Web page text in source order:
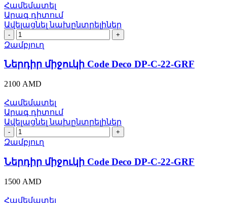
Համեմատել
Արագ դիտում
Ավելացնել նախընտրելիներ
Ներդիր
միջուկի
Code
Deco
DP-
C-
22-
GRF
quantity
Զամբյուղ
Ներդիր միջուկի Code Deco DP-C-22-GRF
2100 AMD
Համեմատել
Արագ դիտում
Ավելացնել նախընտրելիներ
Ներդիր
միջուկի
Code
Deco
DP-
C-
22-
GRF
Զամբյուղ
Ներդիր միջուկի Code Deco DP-C-22-GRF
1500 AMD
Համեմատել